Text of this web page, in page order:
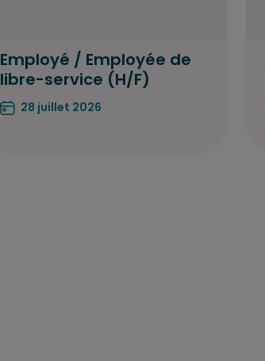
Employé / Employée de
libre-service (H/F)
28 juillet 2026